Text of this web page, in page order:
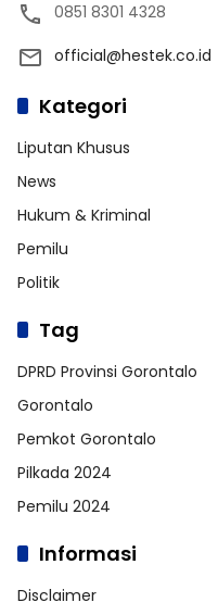
0851 8301 4328
official@hestek.co.id
Kategori
Liputan Khusus
News
Hukum & Kriminal
Pemilu
Politik
Tag
DPRD Provinsi Gorontalo
Gorontalo
Pemkot Gorontalo
Pilkada 2024
Pemilu 2024
Informasi
Disclaimer